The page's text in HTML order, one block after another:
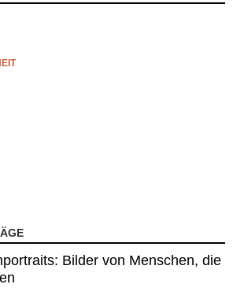
Bilder von Menschen, die